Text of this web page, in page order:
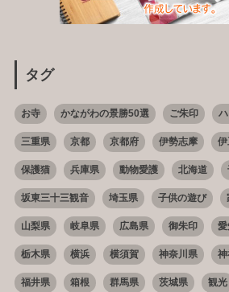
タグ
お寺 かながわの景勝50選 ご朱印
三重県 京都 京都府 伊勢志摩
保護猫 兵庫県 動物愛護 北海道
坂東三十三観音 埼玉県 子供の遊び
山梨県 岐阜県 広島県 御朱印
栃木県 横浜 横須賀 神奈川県
福井県 箱根 群馬県 茨城県 観光